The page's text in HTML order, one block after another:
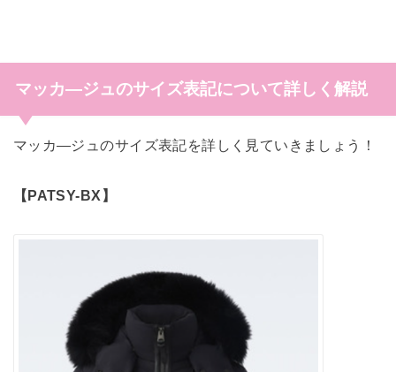
マッカ―ジュのサイズ表記について詳しく解説
マッカ―ジュのサイズ表記を詳しく見ていきましょう！
【PATSY-BX】